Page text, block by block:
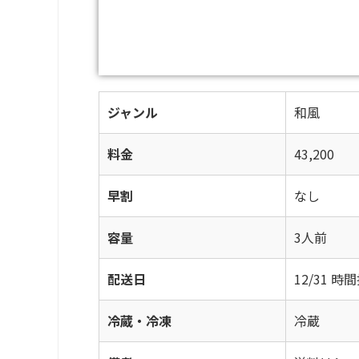
ジャンル 和風
料金 43,200
早割 なし
容量 3人前
配送日 12/31 時
冷蔵・冷凍 冷蔵